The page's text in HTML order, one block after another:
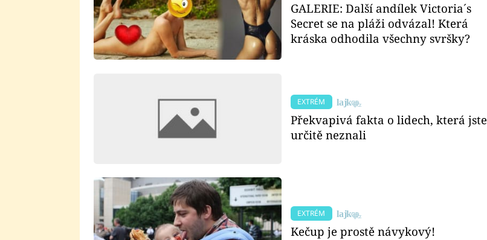
GALERIE: Další andílek Victoria´s
Secret se na pláži odvázal! Která
kráska odhodila všechny svršky?
EXTRÉM
Překvapivá fakta o lidech, která jste
určitě neznali
EXTRÉM
Kečup je prostě návykový!